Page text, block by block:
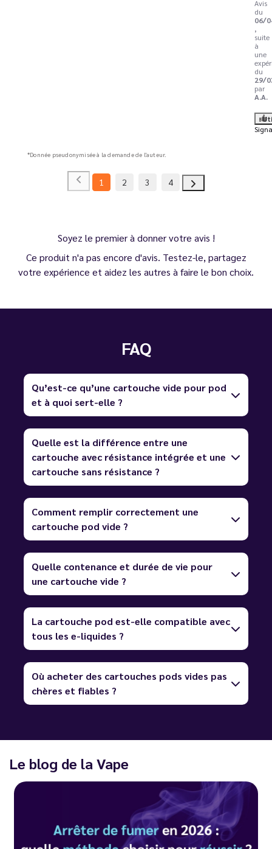
Avis
du
06/
,
suite
à
une
du
29/
par
A.A.
*Donnée pseudonymisée à la demande de l'auteur.
1 2 3 4
Soyez le premier à donner votre avis !
Ce produit n'a pas encore d'avis. Testez-le, partagez
votre expérience et aidez les autres à faire le bon choix.
FAQ
Qu’est-ce qu’une cartouche vide pour pod
et à quoi sert-elle ?
Quelle est la différence entre une
cartouche avec résistance intégrée et une
cartouche sans résistance ?
Comment remplir correctement une
cartouche pod vide ?
Quelle contenance et durée de vie pour
une cartouche vide ?
La cartouche pod est-elle compatible avec
tous les e-liquides ?
Où acheter des cartouches pods vides pas
chères et fiables ?
Le blog de la Vape